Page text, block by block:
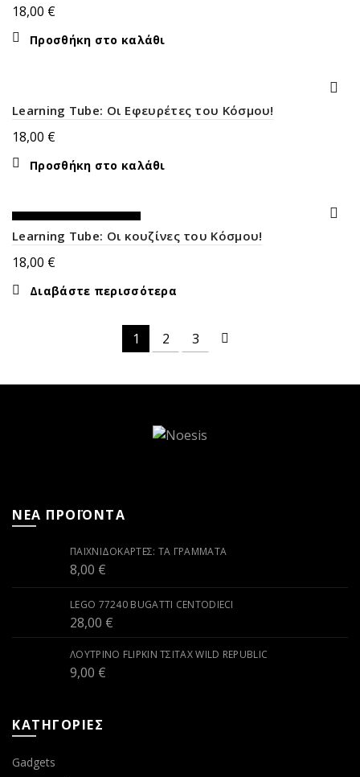
18,00 €
Προσθήκη στο καλάθι
Learning Tube: Οι Εφευρέτες του Κόσμου!
18,00 €
Προσθήκη στο καλάθι
Learning Tube: Οι κουζίνες του Κόσμου!
18,00 €
Διαβάστε περισσότερα
1 2 3
ΝΕΑ ΠΡΟΪΟΝΤΑ
ΠΑΙΧΝΙΔΟΚΆΡΤΕΣ: ΤΑ ΓΡΆΜΜΑΤΑ
8,00 €
LEGO 77240 BUGATTI CENTODIECI
28,00 €
ΛΟΎΤΡΙΝΟ FLIPKIN ΤΣΙΤΆΧ WILD REPUBLIC
9,00 €
ΚΑΤΗΓΟΡΙΕΣ
Gadgets